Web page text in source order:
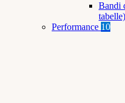
Bandi
tabelle)
Performance 10